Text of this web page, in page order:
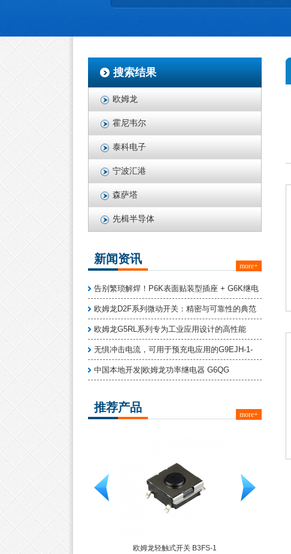
搜索结果
欧姆龙
霍尼韦尔
泰科电子
宁波汇港
森萨塔
先楫半导体
新闻资讯
more+
告别繁琐解焊！P6K表面贴装型插座 + G6K继电
欧姆龙D2F系列微动开关：精密与可靠性的典范
欧姆龙G5RL系列专为工业应用设计的高性能
无惧冲击电流，可用于预充电应用的G9EJH-1-
中国本地开发|欧姆龙功率继电器 G6QG
推荐产品
more+
欧姆龙 G6K系列